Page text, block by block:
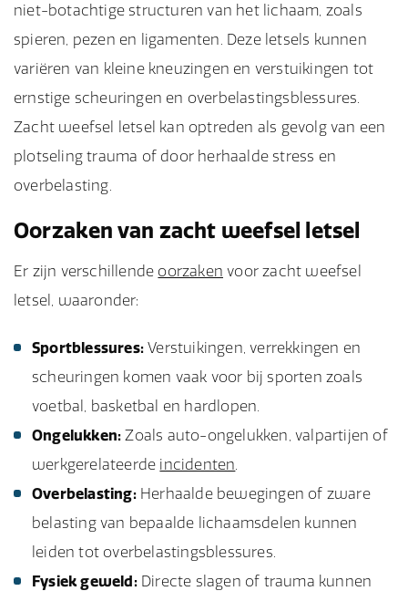
niet-botachtige structuren van het lichaam, zoals
spieren, pezen en ligamenten. Deze letsels kunnen
variëren van kleine kneuzingen en verstuikingen tot
ernstige scheuringen en overbelastingsblessures.
Zacht weefsel letsel kan optreden als gevolg van een
plotseling trauma of door herhaalde stress en
overbelasting.
Oorzaken van zacht weefsel letsel
Er zijn verschillende oorzaken voor zacht weefsel
letsel, waaronder:
Sportblessures: Verstuikingen, verrekkingen en
scheuringen komen vaak voor bij sporten zoals
voetbal, basketbal en hardlopen.
Ongelukken: Zoals auto-ongelukken, valpartijen of
werkgerelateerde incidenten.
Overbelasting:Herhaalde bewegingen of zware
belasting van bepaalde lichaamsdelen kunnen
leiden tot overbelastingsblessures.
Fysiek geweld:Directe slagen of trauma kunnen